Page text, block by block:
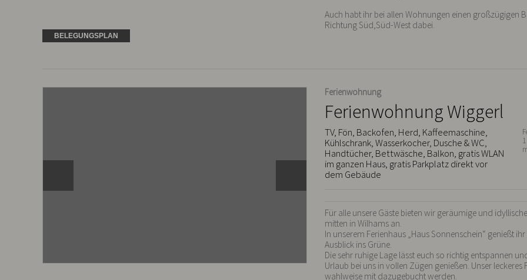
Auch habt ihr bei allen Wohnungen einen großzügigen
Richtung Süd,Süd-West dabei.
BELEGUNGSPLAN
Ferienwohnung
Ferienwohnung Wiggerl
TV, Fön, Backofen, Herd, Kaffeemaschine,
Kühlschrank, Wasserkocher, Dusche & WC,
Handtücher, Bettwäsche, Balkon, gratis WLAN
im ganzen Haus, gratis Parkplatz direkt vor
dem Gebäude
Für alle unsere Gäste bieten wir geräumige und
mitten in Wilhams an.
In unserem Ferienhaus „Haus Sonnenschein“ genießt
Ausblick ins Grüne.
Die sehr ruhige Lage lässt euch so richtig entspannen
Urlaub bei uns in vollen Zügen genießen. Unser leckeres
wahlweise mit dazugebucht werden.